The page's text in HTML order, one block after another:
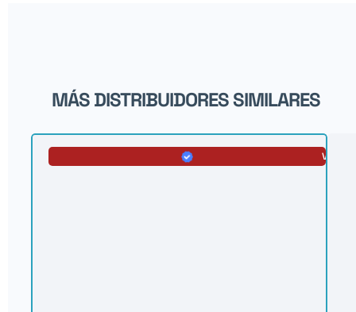
MÁS DISTRIBUIDORES SIMILARES